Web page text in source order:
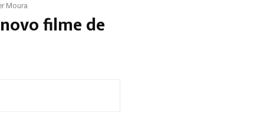
Moura
filme de